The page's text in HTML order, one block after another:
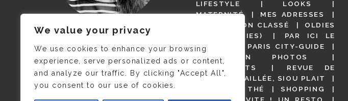
We value your privacy
We use cookies to enhance your browsing
experience, serve personalized ads or content,
and analyze our traffic. By clicking "Accept All",
you consent to our use of cookies.
JE M’APPELLE DELPHINE MAIS
C’EST ©CAMILLE COLLIN QUI A
PRIS CETTE PHOTO !
LIFESTYLE
LOOKS
MATERNITÉ
MES ADRESSES
NON CLASSÉ
OLDIES
(BUT GOODIES)
PAR ICI LE
MAGOT !
PARIS CITY-GUIDE
PARIS EN PHOTOS
RESTAURANTS
REVUE DE
PRESSE DÉTAILLÉE, SIOU PLAIT
SALONS DE THÉ
SHOPPING
VIDÉOS
VITE ! UN RESTO